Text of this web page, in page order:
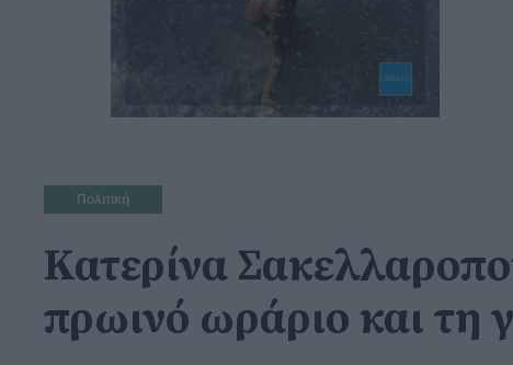
Πολιτική
Κατερίνα
πρωινό ωράριο και τη